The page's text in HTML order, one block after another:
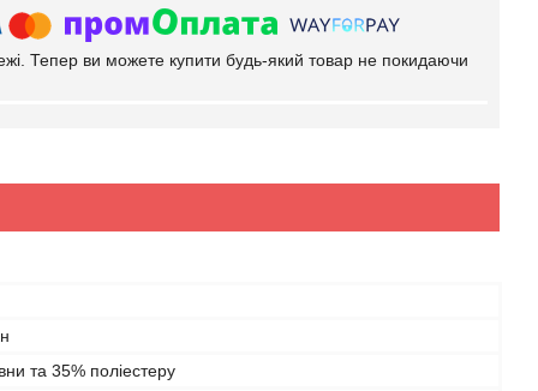
Тепер ви можете купити будь-який товар не покидаючи
та 35% поліестеру